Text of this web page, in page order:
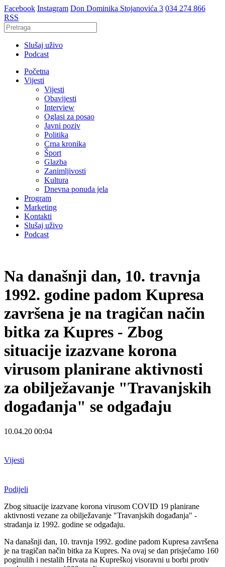
Facebook Instagram Don Dominika Stojanovića 3 034 274 866
RSS
Slušaj uživo
Podcast
Početna
Vijesti
Vijesti
Obavijesti
Interview
Oglasi za posao
Javni poziv
Politika
Crna kronika
Šport
Glazba
Zanimljivosti
Kultura
Dnevna ponuda jela
Program
Marketing
Kontakti
Slušaj uživo
Podcast
Na današnji dan, 10. travnja
1992. godine padom Kupresa
završena je na tragičan način
bitka za Kupres - Zbog
situacije izazvane korona
virusom planirane aktivnosti
za obilježavanje "Travanjskih
događanja" se odgađaju
10.04.20 00:04
Vijesti
Podijeli
Zbog situacije izazvane korona virusom COVID 19 planirane
aktivnosti vezane za obilježavanje "Travanjskih događanja" -
stradanja iz 1992. godine se odgađaju.
Na današnji dan, 10. travnja 1992. godine padom Kupresa završena
je na tragičan način bitka za Kupres. Na ovaj se dan prisjećamo 160
poginulih i nestalih Hrvata na Kupreškoj visoravni u borbi protiv